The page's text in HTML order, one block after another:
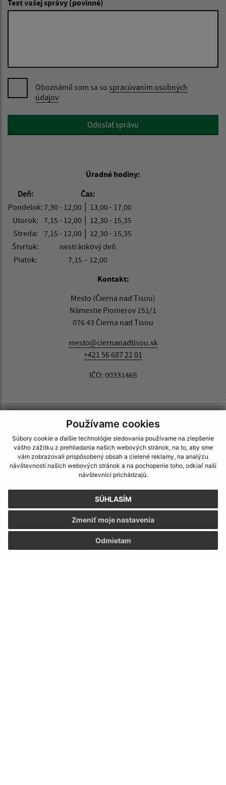
Používame cookies
Súbory cookie a ďalšie technológie sledovania používame na zlepšenie
vášho zážitku z prehliadania našich webových stránok, na to, aby sme
vám zobrazovali prispôsobený obsah a cielené reklamy, na analýzu
návštevnosti našich webových stránok a na pochopenie toho, odkiaľ naši
návštevníci prichádzajú.
SÚHLASÍM
Odmietam
Zmeniť moje nastavenia
Text vašej správy (povinné)
Oboznámil som sa so spracúvaním osobných
údajov
Google reCaptcha ResponseOdoslať správu
Úradné hodiny:
Deň:
Čas:
Pondelok:7,30 - 12,00 │ 13,00 - 17,00
Utorok: 7,15 - 12,00 │ 12,30 - 15,35
Streda:
7,15 - 12,00 │ 12,30 - 15,35
Štvrtok:
nestránkový deň
Piatok:
7,15 – 12,00
Kontakt:
Mesto (Čierna nad Tisou)
Námestie Pionierov 151/1
076 43 Čierna nad Tisou
mesto@ciernanadtisou.sk
+421 56 687 22 01
IČO: 00331465